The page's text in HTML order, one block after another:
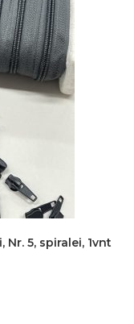
5, spiralei, 1vnt